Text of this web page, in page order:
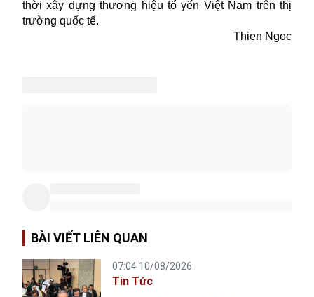
thời xây dựng thương hiệu tổ yến Việt Nam trên thị
trường quốc tế.
Thien Ngoc
BÀI VIẾT LIÊN QUAN
07:04 10/08/2026
Tin Tức